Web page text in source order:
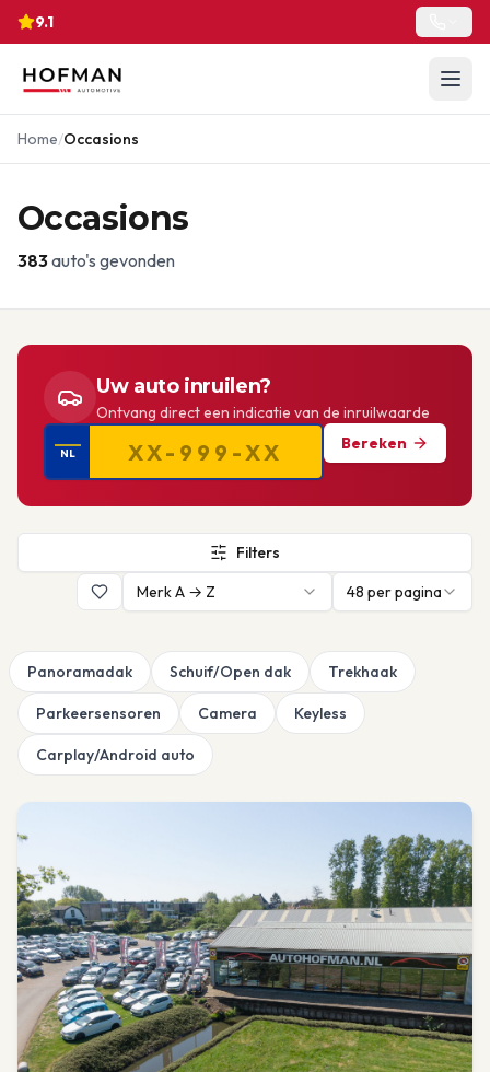
9.1
Home/Occasions
Occasions
383auto's gevonden
Uw auto inruilen?
Ontvang direct een indicatie van de inruilwaarde
NL
Bereken
Filters
Merk A → Z
48 per pagina
Panoramadak Schuif/Open dak Trekhaak
Parkeersensoren Camera Keyless
Carplay/Android auto